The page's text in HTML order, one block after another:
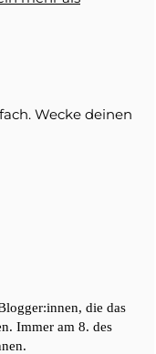
Wecke deinen
die das
Immer am 8. des